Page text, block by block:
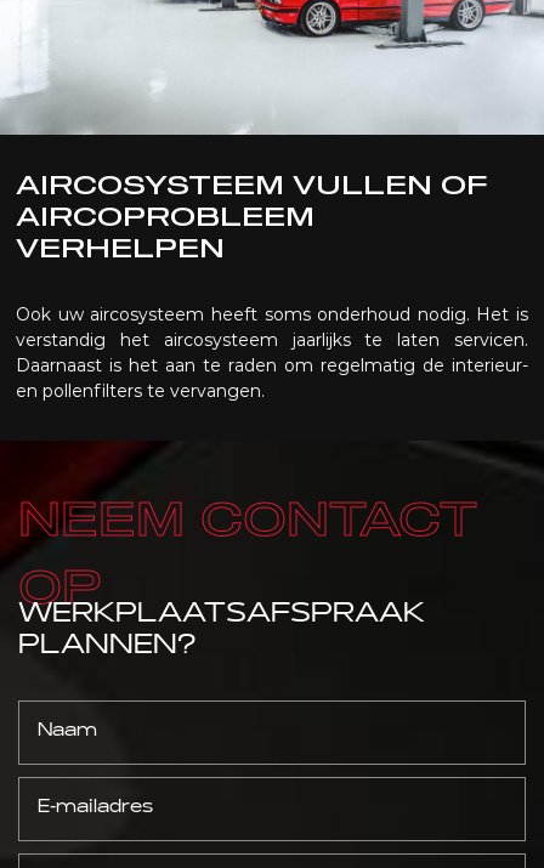
AIRCOSYSTEEM VULLEN OF
AIRCOPROBLEEM
VERHELPEN
Ook uw aircosysteem heeft soms onderhoud nodig. Het is
verstandig het aircosysteem jaarlijks te laten servicen.
Daarnaast is het aan te raden om regelmatig de interieur-
en pollenfilters te vervangen.
NEEM CONTACT
OP
WERKPLAATSAFSPRAAK
PLANNEN?